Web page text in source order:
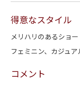
得意なスタイル
メリハリのあるショ
フェミニン、カジュア
コメント